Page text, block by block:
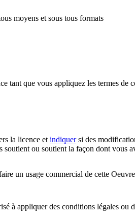
moyens et sous tous formats
tant que vous appliquez les termes de
la licence et indiquersi des
ou soutient la façon dont vous
un usage commercial de cette
à appliquer des conditions légales ou